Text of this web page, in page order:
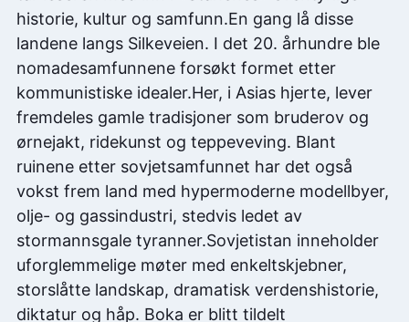
historie, kultur og samfunn.En gang lå disse
landene langs Silkeveien. I det 20. århundre ble
nomadesamfunnene forsøkt formet etter
kommunistiske idealer.Her, i Asias hjerte, lever
fremdeles gamle tradisjoner som bruderov og
ørnejakt, ridekunst og teppeveving. Blant
ruinene etter sovjetsamfunnet har det også
vokst frem land med hypermoderne modellbyer,
olje- og gassindustri, stedvis ledet av
stormannsgale tyranner.Sovjetistan inneholder
uforglemmelige møter med enkeltskjebner,
storslåtte landskap, dramatisk verdenshistorie,
diktatur og håp. Boka er blitt tildelt